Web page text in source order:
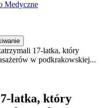
Medyczne
17-latka, który
w podkrakowskiej...
latka, który